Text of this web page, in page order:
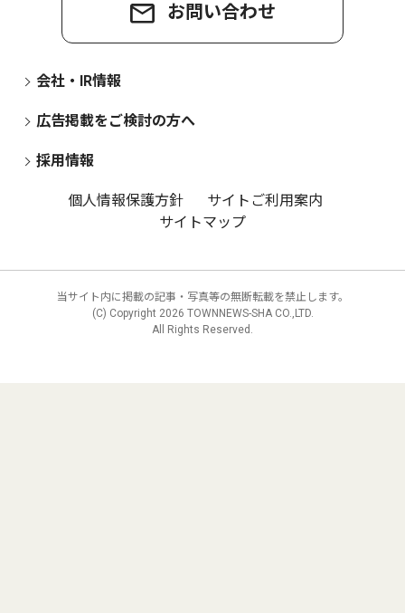
お問い合わせ
会社・IR情報
広告掲載をご検討の方へ
採用情報
個人情報保護方針
サイトご利用案内
サイトマップ
当サイト内に掲載の記事・写真等の無断転載を禁止します。
(C) Copyright 2026 TOWNNEWS-SHA CO.,LTD.
All Rights Reserved.